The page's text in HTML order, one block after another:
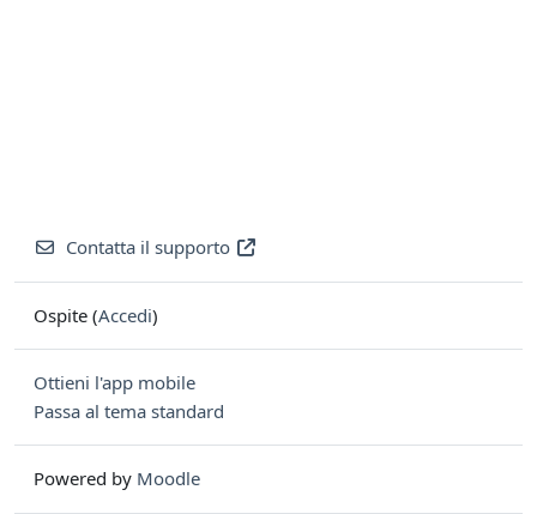
Contatta il supporto
Ospite (Accedi)
Ottieni l'app mobile
Passa al tema standard
Powered by Moodle